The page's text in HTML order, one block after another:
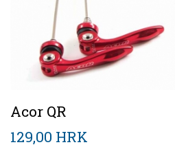
Acor QR
129,00 HRK